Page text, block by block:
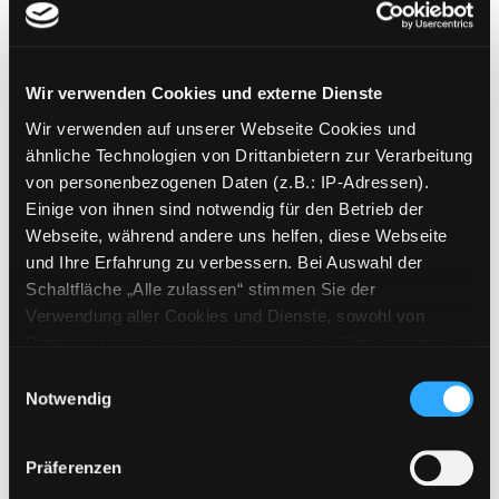
Wir verwenden Cookies und externe Dienste
Wir verwenden auf unserer Webseite Cookies und
ähnliche Technologien von Drittanbietern zur Verarbeitung
von personenbezogenen Daten (z.B.: IP-Adressen).
Einige von ihnen sind notwendig für den Betrieb der
Webseite, während andere uns helfen, diese Webseite
und Ihre Erfahrung zu verbessern. Bei Auswahl der
Schaltfläche „Alle zulassen“ stimmen Sie der
Verwendung aller Cookies und Dienste, sowohl von
Cookies von Drittanbietern, eine Verarbeitung in
unsicheren Drittländern (Länder außerhalb des EWR
ohne adäquates Datenschutzniveau) stattfinden kann. In
diesem Zusammenhang können aktuell Risiken für
Notwendig
Präferenzen
meine Reise durch die afrikanische Küchen ; ein
Kochbuch mit Geschichten
Mediengruppe:Sachbuch
Verfasser:Suche nach diesem Verfasser
Schiffer, Maria
Beschreibung ein-/ausblenden
Mehr Informationen ein-/ausblenden
Exemplare
Signatur: